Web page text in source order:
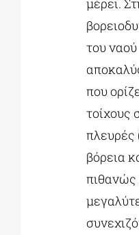
του ναού
που
τοίχους
πλευρές
βόρεια
πιθανώς